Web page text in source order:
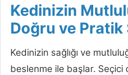
Kedinizin
Doğru ve Pratik
Kedinizin sağlığı ve
beslenme ile başlar. Seçici